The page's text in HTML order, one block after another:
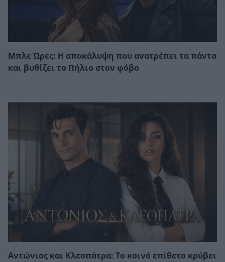
Μπλε Ώρες: Η αποκάλυψη που ανατρέπει τα πάντα
και βυθίζει το Πήλιο στον φόβο
Αντώνιος και Κλεοπάτρα: Το κοινό επίθετο κρύβει